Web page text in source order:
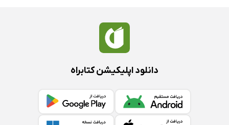
دانلود اپلیکیشن کتابراه